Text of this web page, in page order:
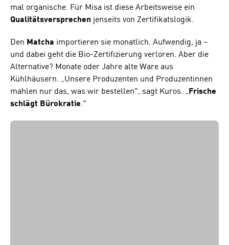
mal organische. Für Misa ist diese Arbeitsweise ein
Qualitätsversprechen jenseits von Zertifikatslogik.
Den Matcha importieren sie monatlich. Aufwendig, ja –
und dabei geht die Bio-Zertifizierung verloren. Aber die
Alternative? Monate oder Jahre alte Ware aus
Kühlhäusern. „Unsere Produzenten und Produzentinnen
mahlen nur das, was wir bestellen", sagt Kuros. „ Frische
schlägt Bürokratie."